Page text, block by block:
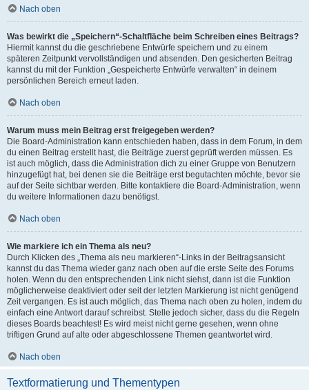
Nach oben
Was bewirkt die „Speichern“-Schaltfläche beim Schreiben eines Beitrags?
Hiermit kannst du die geschriebene Entwürfe speichern und zu einem
späteren Zeitpunkt vervollständigen und absenden. Den gesicherten Beitrag
kannst du mit der Funktion „Gespeicherte Entwürfe verwalten“ in deinem
persönlichen Bereich erneut laden.
Nach oben
Warum muss mein Beitrag erst freigegeben werden?
Die Board-Administration kann entschieden haben, dass in dem Forum, in dem
du einen Beitrag erstellt hast, die Beiträge zuerst geprüft werden müssen. Es
ist auch möglich, dass die Administration dich zu einer Gruppe von Benutzern
hinzugefügt hat, bei denen sie die Beiträge erst begutachten möchte, bevor sie
auf der Seite sichtbar werden. Bitte kontaktiere die Board-Administration, wenn
du weitere Informationen dazu benötigst.
Nach oben
Wie markiere ich ein Thema als neu?
Durch Klicken des „Thema als neu markieren“-Links in der Beitragsansicht
kannst du das Thema wieder ganz nach oben auf die erste Seite des Forums
holen. Wenn du den entsprechenden Link nicht siehst, dann ist die Funktion
möglicherweise deaktiviert oder seit der letzten Markierung ist nicht genügend
Zeit vergangen. Es ist auch möglich, das Thema nach oben zu holen, indem du
einfach eine Antwort darauf schreibst. Stelle jedoch sicher, dass du die Regeln
dieses Boards beachtest! Es wird meist nicht gerne gesehen, wenn ohne
triftigen Grund auf alte oder abgeschlossene Themen geantwortet wird.
Nach oben
Textformatierung und Thementypen